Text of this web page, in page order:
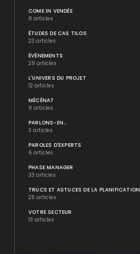
COME IN VENDÉE
8 articles
ÉTUDES DE CAS TILOS
23 articles
ÉVÉNEMENTS
29 articles
L'UNIVERS DU PROJET
12 articles
MÉCÉNAT
9 articles
PARLONS-EN...
3 articles
PAROLES D'EXPERTS
6 articles
PHASE MANAGER
33 articles
TRUCS ET ASTUCES DE LA PLANIFICATION
25 articles
VOTRE SECTEUR
13 articles